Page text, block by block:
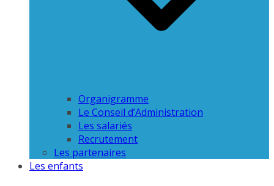
Organigramme
Le Conseil d’Administration
Les salariés
Recrutement
Les partenaires
Les enfants